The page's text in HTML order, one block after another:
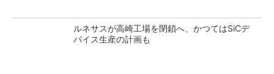
ルネサスが高崎工場を閉鎖へ、かつてはSiCデ
バイス生産の計画も